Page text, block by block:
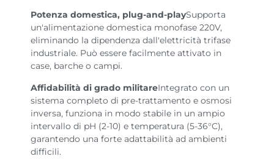
Potenza domestica, plug-and-playSupporta
un'alimentazione domestica monofase 220V,
eliminando la dipendenza dall'elettricità trifase
industriale. Può essere facilmente attivato in
case, barche o campi.
Affidabilità di grado militareIntegrato con un
sistema completo di pre-trattamento e osmosi
inversa, funziona in modo stabile in un ampio
intervallo di pH (2-10) e temperatura (5-36°C),
garantendo una forte adattabilità ad ambienti
difficili.